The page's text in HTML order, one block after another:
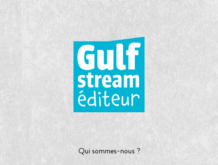
Qui sommes-nous ?